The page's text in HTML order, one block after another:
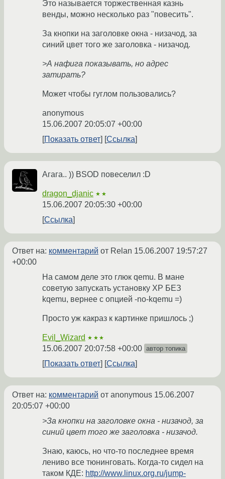
Это называется торжественная казнь
венды, можно несколько раз "повесить".
За кнопки на заголовке окна - низачод, за
синий цвет того же заголовка - низачод.
>А нафига показывать, но адрес
затирать?
Может чтобы гуглом пользовались?
anonymous
15.06.2007 20:05:07 +00:00
Показать ответ
Ссылка
Агага.. )) BSOD повеселил :D
dragon_djanic ★★
15.06.2007 20:05:30 +00:00
Ссылка
Ответ на: комментарий от Relan 15.06.2007 19:57:27
+00:00
На самом деле это глюк qemu. В мане
советую запускать установку XP БЕЗ
kqemu, вернее с опцией -no-kqemu =)
Просто уж какраз к картинке пришлось ;)
Evil_Wizard ★★★
15.06.2007 20:07:58 +00:00 автор топика
Показать ответ Ссылка
Ответ на: комментарий от anonymous 15.06.2007
20:05:07 +00:00
>За кнопки на заголовке окна - низачод, за
синий цвет того же заголовка - низачод.
Знаю, каюсь, но что-то последнее время
лениво все тюнинговать. Когда-то сидел на
таком КДЕ: http://www.linux.org.ru/jump-